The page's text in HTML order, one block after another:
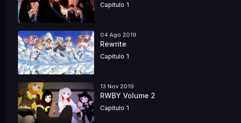
Capitulo 1
04 Ago 2019
Rewrite
Capitulo 1
13 Nov 2019
RWBY Volume 2
Capitulo 1